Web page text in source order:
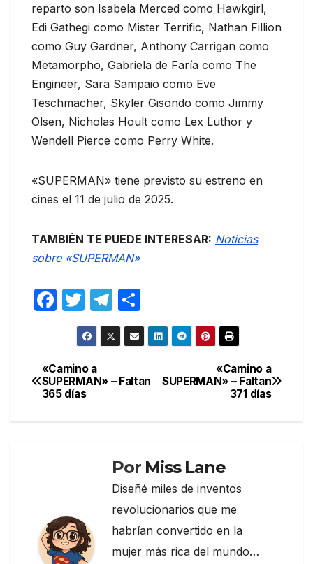
reparto son Isabela Merced como Hawkgirl,
Edi Gathegi como Mister Terrific, Nathan Fillion
como Guy Gardner, Anthony Carrigan como
Metamorpho, Gabriela de Faría como The
Engineer, Sara Sampaio como Eve
Teschmacher, Skyler Gisondo como Jimmy
Olsen, Nicholas Hoult como Lex Luthor y
Wendell Pierce como Perry White.
«SUPERMAN» tiene previsto su estreno en
cines el 11 de julio de 2025.
TAMBIÉN TE PUEDE INTERESAR: Noticias
sobre «SUPERMAN»
F
e
b
T
w
itt
er
T
el
e
a
o
m
ar
Navegación
de
«Camino a
SUPERMAN» – Faltan
371 días
«Camino a
SUPERMAN» – Faltan
365 días
Por Miss Lane
Diseñé miles de inventos
revolucionarios que me
habrían convertido en la
mujer más rica del mundo…